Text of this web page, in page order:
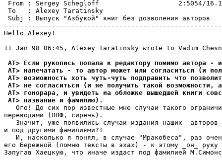
From : Sergey Schegloff                    2:5054/
To   : Alexey Taratinsky
Subj : Выпуск "Азбукой" книг без
Hello Alexey!
11 Jan 98 06:45, Alexey Taratinsky wrote to Vadim
AT> Если рукопись попала к редактору помимо автора -
AT> напечатать - то автор может или согласиться (и
AT> возможность хоть чуть-чуть подправить что
AT> не согласиться (и не получить такой возможности,
AT> гонорара, и увидеть на обложке вышедшей книги
AT> название и фамилию).
Ого! До сих пор известные мне случаи такого
переводами (ЛПФ, сиречь).
Значит, уже появились случаи издания наших
и под другими фамилиями?!
И, насколько я понял, в случае "Мракобеса", раз
его Бережной (помню тексты в эхах) - к этому _он_ руку
Запугав Хаецкую, что иначе издаст под фамилией